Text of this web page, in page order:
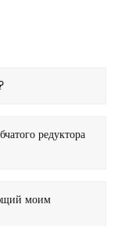
редуктора
моим